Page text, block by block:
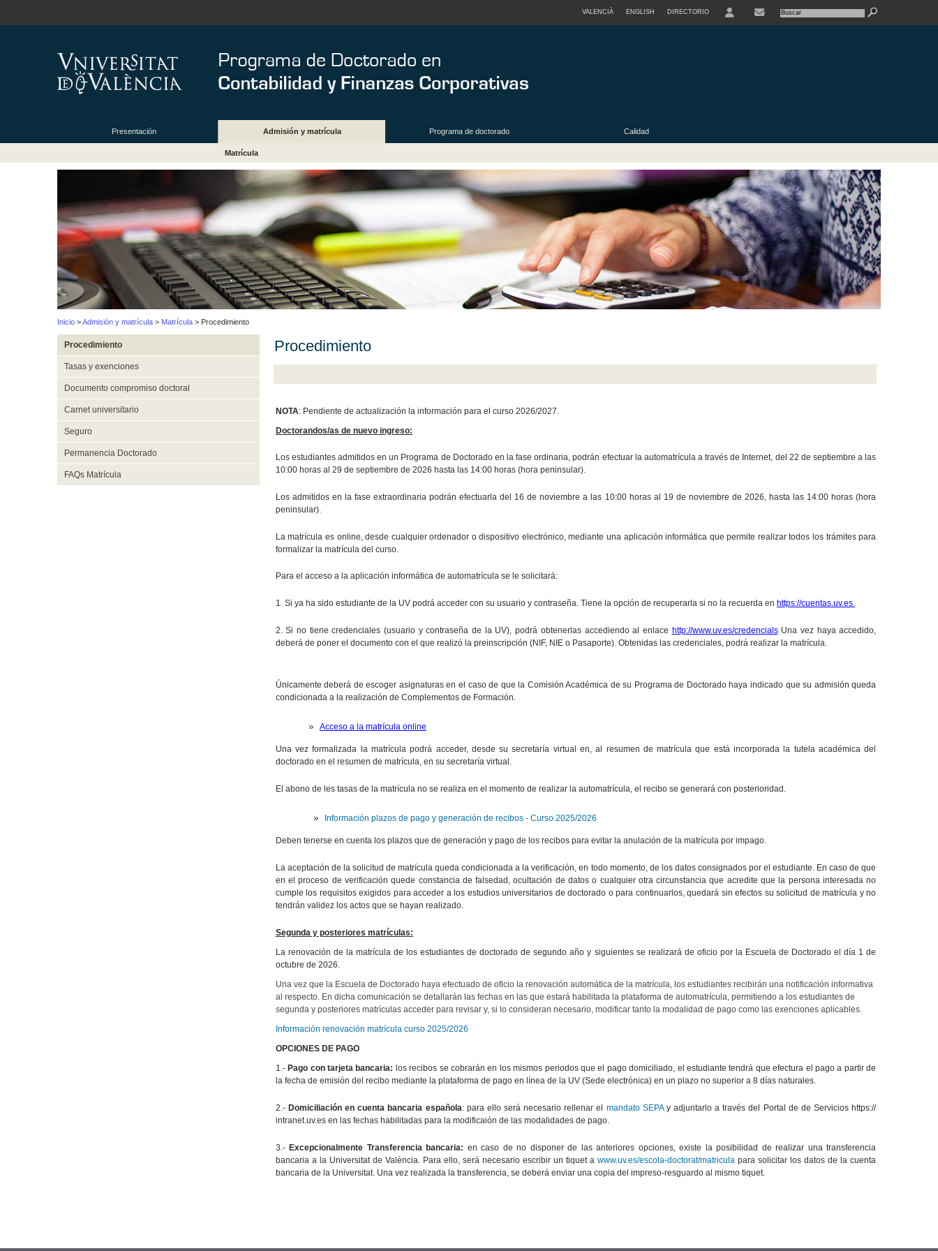
VALENCIÀ ENGLISH DIRECTORIO
Presentación Admisión y matrícula Programa de doctorado Calidad
Matrícula
Inicio >Admisión y matrícula > Matrícula > Procedimiento
Procedimiento
Tasas y exenciones
Documento compromiso doctoral
Carnet universitario
Seguro
Permanencia Doctorado
FAQs Matrícula
Procedimiento
NOTA: Pendiente de actualización la información para el curso 2026/2027.
Doctorandos/as de nuevo ingreso:
Los estudiantes admitidos en un Programa de Doctorado en la fase ordinaria, podrán efectuar la automatrícula a través de Internet, del 22 de septiembre a las
10:00 horas al 29 de septiembre de 2026 hasta las 14:00 horas (hora peninsular).
Los admitidos en la fase extraordinaria podrán efectuarla del 16 de noviembre a las 10:00 horas al 19 de noviembre de 2026, hasta las 14:00 horas (hora
peninsular).
La matrícula es online, desde cualquier ordenador o dispositivo electrónico, mediante una aplicación informática que permite realizar todos los trámites para
formalizar la matrícula del curso.
Para el acceso a la aplicación informática de automatrícula se le solicitará:
1. Si ya ha sido estudiante de la UV podrá acceder con su usuario y contraseña. Tiene la opción de recuperarla si no la recuerda en https://cuentas.uv.es.
2. Si no tiene credenciales (usuario y contraseña de la UV), podrá obtenerlas accediendo al enlace http://www.uv.es/credencialsUna vez haya accedido,
deberá de poner el documento con el que realizó la preinscripción (NIF, NIE o Pasaporte). Obtenidas las credenciales, podrá realizar la matrícula.
Únicamente deberá de escoger asignaturas en el caso de que la Comisión Académica de su Programa de Doctorado haya indicado que su admisión queda
condicionada a la realización de Complementos de Formación.
Acceso a la matrícula online
Una vez formalizada la matrícula podrá acceder, desde su secretaría virtual en, al resumen de matrícula que está incorporada la tutela académica del
doctorado en el resumen de matrícula, en su secretaría virtual.
El abono de les tasas de la matrícula no se realiza en el momento de realizar la automatrícula, el recibo se generará con posterioridad.
Información plazos de pago y generación de recibos - Curso 2025/2026
Deben tenerse en cuenta los plazos que de generación y pago de los recibos para evitar la anulación de la matrícula por impago.
La aceptación de la solicitud de matrícula queda condicionada a la verificación, en todo momento, de los datos consignados por el estudiante. En caso de que
en el proceso de verificación quede constancia de falsedad, ocultación de datos o cualquier otra circunstancia que acredite que la persona interesada no
cumple los requisitos exigidos para acceder a los estudios universitarios de doctorado o para continuarlos, quedará sin efectos su solicitud de matrícula y no
tendrán validez los actos que se hayan realizado.
Segunda y posteriores matrículas:
La renovación de la matrícula de los estudiantes de doctorado de segundo año y siguientes se realizará de oficio por la Escuela de Doctorado el día 1 de
octubre de 2026.
Una vez que la Escuela de Doctorado haya efectuado de oficio la renovación automática de la matrícula, los estudiantes recibirán una notificación informativa
al respecto. En dicha comunicación se detallarán las fechas en las que estará habilitada la plataforma de automatrícula, permitiendo a los estudiantes de
segunda y posteriores matrículas acceder para revisar y, si lo consideran necesario, modificar tanto la modalidad de pago como las exenciones aplicables.
Información renovación matrícula curso 2025/2026
OPCIONES DE PAGO
1.-Pago con tarjeta bancaria: los recibos se cobrarán en los mismos periodos que el pago domiciliado, el estudiante tendrá que efectura el pago a partir de
la fecha de emisión del recibo mediante la plataforma de pago en línea de la UV (Sede electrónica) en un plazo no superior a 8 días naturales.
2.- Domiciliación en cuenta bancaria española: para ello será necesario rellenar el mandato SEPAy adjuntarlo a través del Portal de de Servicios https://
intranet.uv.es en las fechas habilitadas para la modificaión de las modalidades de pago.
3.-Excepcionalmente Transferencia bancaria: en caso de no disponer de las anteriores opciones, existe la posibilidad de realizar una transferencia
bancaria a la Universitat de València. Para ello, será necesario escribir un tiquet awww.uv.es/escola-doctorat/matricula para solicitar los datos de la cuenta
bancaria de la Universitat. Una vez realizada la transferencia, se deberá enviar una copia del impreso-resguardo al mismo tiquet.